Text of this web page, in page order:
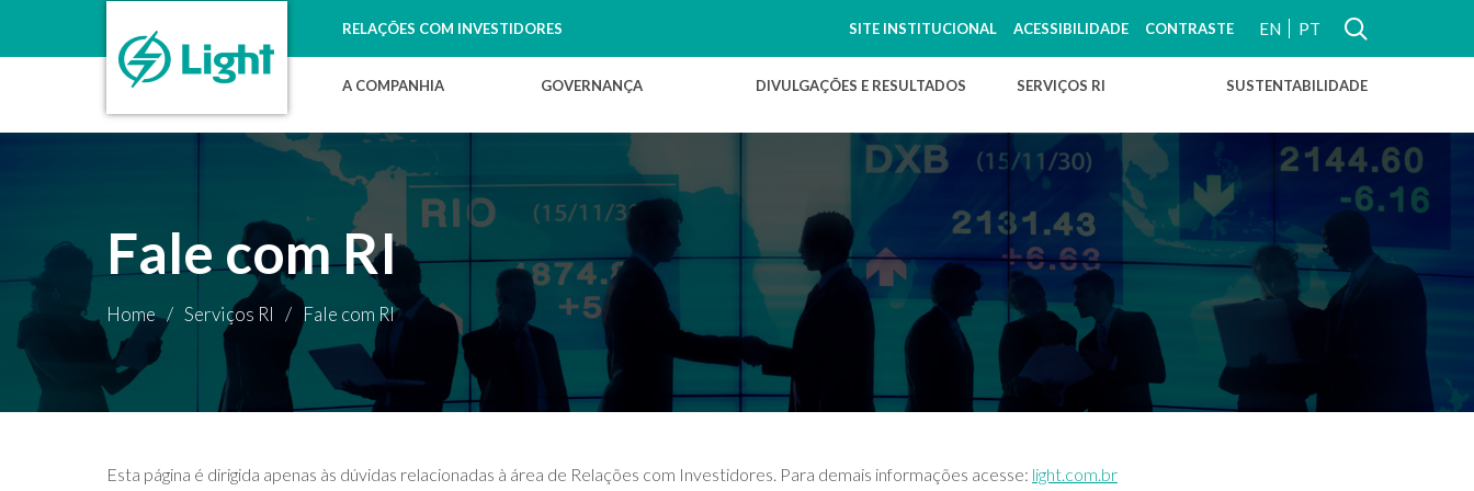
RELAÇÕES COM INVESTIDORES SITE INSTITUCIONAL ACESSIBILIDADE CONTRASTE EN PT
A COMPANHIA GOVERNANÇA DIVULGAÇÕES E RESULTADOS SERVIÇOS RI SUSTENTABILIDADE
Fale com RI
Home / Serviços RI / Fale com RI
Esta página é dirigida apenas às dúvidas relacionadas à área de Relações com Investidores. Para demais informações acesse: light.com.br